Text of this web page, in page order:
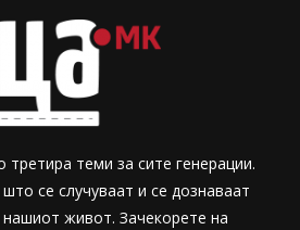
теми за сите генерации.
се случуваат и се дознаваат
живот. Зачекорете на